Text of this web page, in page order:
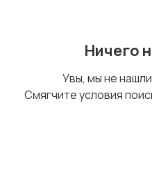
Ничего
Увы, мы не
Смягчите условия